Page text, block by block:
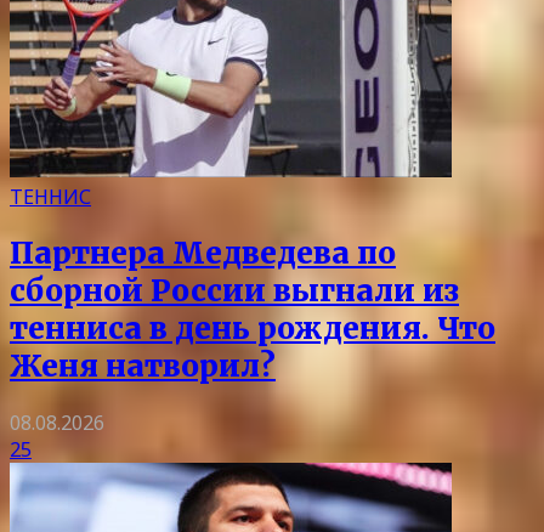
ТЕННИС
Партнера Медведева по
сборной России выгнали из
тенниса в день рождения. Что
Женя натворил?
08.08.2026
25